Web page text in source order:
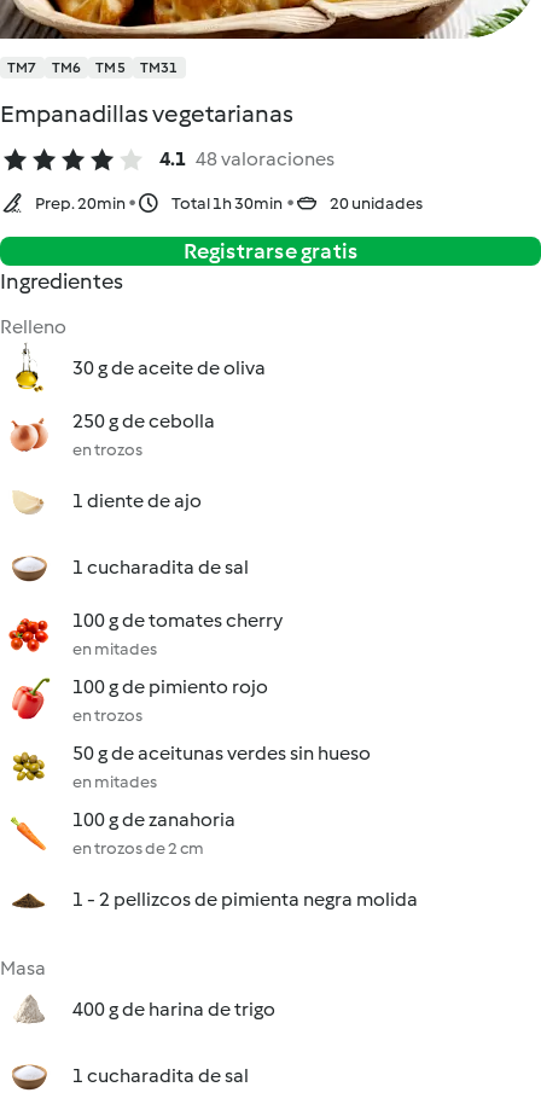
TM7 TM6 TM5 TM31
Empanadillas vegetarianas
4.1 48 valoraciones
Prep. 20min Total 1h 30min 20 unidades
Registrarse gratis
Ingredientes
Relleno
30 g de aceite de oliva
250 g de cebolla
en trozos
1 diente de ajo
1 cucharadita de sal
100 g de tomates cherry
en mitades
100 g de pimiento rojo
en trozos
50 g de aceitunas verdes sin hueso
en mitades
100 g de zanahoria
en trozos de 2 cm
1 - 2 pellizcos de pimienta negra molida
Masa
400 g de harina de trigo
1 cucharadita de sal